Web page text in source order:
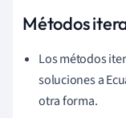
Métodos
Los métodos
soluciones a
otra forma.